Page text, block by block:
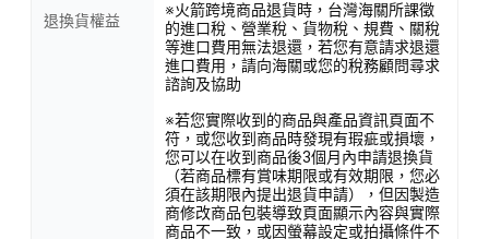
退換貨權益
※火箭跨境商品退貨時，台灣海關所課徵
的進口稅、營業稅、貨物稅、規費、關稅
等進口費用無法退還，若您有意請求退還
進口費用，請向海關或您的稅務顧問尋求
諮詢及協助
※若您實際收到的商品與產品資訊頁面不
符，或您收到商品時發現有瑕疵或損壞，
您可以在收到商品後3個月內申請退換貨
（若商品標有賞味期限或有效期限，您必
須在該期限內提出退貨申請），但因製造
商修改商品包裝導致頁面顯示內容與實際
商品不一致，或因螢幕設定或拍攝條件不